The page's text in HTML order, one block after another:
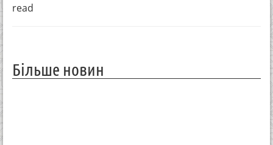
read
Більше новин